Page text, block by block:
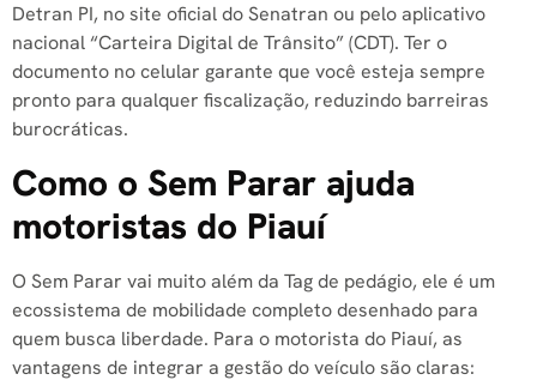
Detran PI, no site oficial do Senatran ou pelo aplicativo
nacional “Carteira Digital de Trânsito” (CDT). Ter o
documento no celular garante que você esteja sempre
pronto para qualquer fiscalização, reduzindo barreiras
burocráticas.
Como o Sem Parar ajuda
motoristas do Piauí
O Sem Parar vai muito além da Tag de pedágio, ele é um
ecossistema de mobilidade completo desenhado para
quem busca liberdade. Para o motorista do Piauí, as
vantagens de integrar a gestão do veículo são claras: